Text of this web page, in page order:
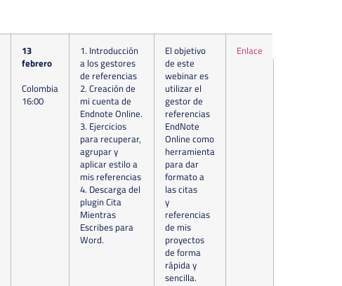
13
febrero
Colombia
16:00
1. Introducción
a los gestores
de referencias
2. Creación de
mi cuenta de
Endnote Online.
3. Ejercicios
para recuperar,
agrupar y
aplicar estilo a
mis referencias
4. Descarga del
plugin Cita
Mientras
Escribes para
Word.
El objetivo
de este
webinar es
utilizar el
gestor de
referencias
EndNote
Online como
herramienta
para dar
formato a
las citas
y
referencias
de mis
proyectos
de forma
rápida y
sencilla.
Enlace